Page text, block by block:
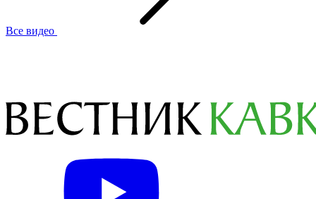
Все видео